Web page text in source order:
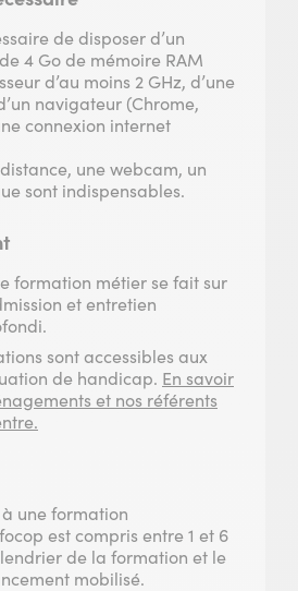
de disposer d’un
4 Go de mémoire RAM
d’au moins 2 GHz, d’une
navigateur (Chrome,
connexion internet
une webcam, un
sont indispensables.
formation métier se fait sur
et entretien
sont accessibles aux
de handicap. En savoir
et nos référents
à une formation
est compris entre 1 et 6
de la formation et le
mobilisé.­